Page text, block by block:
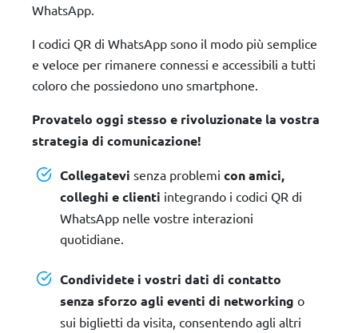
WhatsApp.
I codici QR di WhatsApp sono il modo più semplice
e veloce per rimanere connessi e accessibili a tutti
coloro che possiedono uno smartphone.
Provatelo oggi stesso e rivoluzionate la vostra
strategia di comunicazione!
Collegatevi senza problemi con amici,
colleghi e clienti integrando i codici QR di
WhatsApp nelle vostre interazioni
quotidiane.
Condividete i vostri dati di contatto
senza sforzo agli eventi di networking o
sui biglietti da visita, consentendo agli altri